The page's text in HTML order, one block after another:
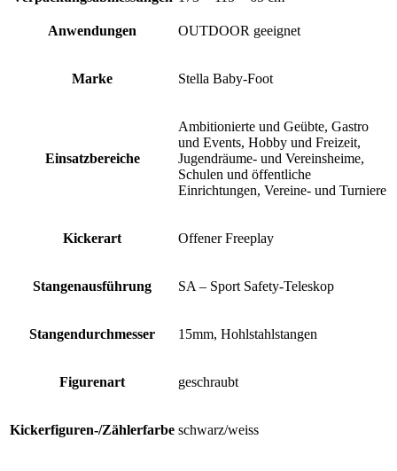
Anwendungen OUTDOOR geeignet
Marke Stella Baby-Foot
Einsatzbereiche
Ambitionierte und Geübte, Gastro
und Events, Hobby und Freizeit,
Jugendräume- und Vereinsheime,
Schulen und öffentliche
Einrichtungen, Vereine- und Turniere
Kickerart Offener Freeplay
Stangenausführung SA – Sport Safety-Teleskop
Stangendurchmesser 15mm, Hohlstahlstangen
Figurenart geschraubt
Kickerfiguren-/Zählerfarbe schwarz/weiss